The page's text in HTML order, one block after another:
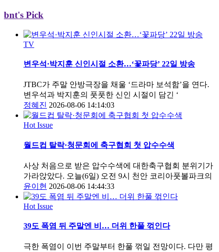
bnt's Pick
TV
변우석·박지훈 신인시절 소환…‘꽃파당’ 22일 방송
JTBC가 주말 안방극장을 채울 ‘드라마 보석함’을 연다.
변우석과 박지훈의 풋풋한 신인 시절이 담긴 ‘
정혜진 2026-08-06 14:14:03
Hot Issue
월드컵 탈락·청문회에 축구협회 첫 압수수색
사상 처음으로 받은 압수수색에 대한축구협회 분위기가
가라앉았다. 오늘(6일) 오전 9시 천안 코리아풋볼파크의
윤이현 2026-08-06 14:44:33
Hot Issue
39도 폭염 뒤 주말엔 비… 더위 한풀 꺾인다
극한 폭염이 이번 주말부터 한풀 꺾일 전망이다. 다만 평